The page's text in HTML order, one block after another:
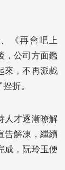
《再會吧上
，公司方面鑑
來，不再派戲
折。
人才逐漸暸解
告解凍，繼續
成，阮玲玉便